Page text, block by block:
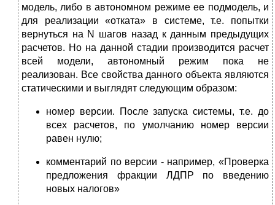
модель, либо в автономном режиме ее подмодель, и
для реализации «отката» в системе, т.е. попытки
вернуться на N шагов назад к данным предыдущих
расчетов. Но на данной стадии производится расчет
всей модели, автономный режим пока не
реализован. Все свойства данного объекта являются
статическими и выглядят следующим образом:
номер версии. После запуска системы, т.е. до
всех расчетов, по умолчанию номер версии
равен нулю;
комментарий по версии - например, «Проверка
предложения фракции ЛДПР по введению
новых налогов»